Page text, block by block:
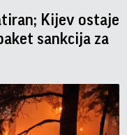
Kijev ostaje
sankcija za